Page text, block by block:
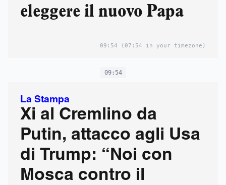
eleggere il nuovo Papa
09:54 (07:54 in your timezone)
09:54
La Stampa
Xi al Cremlino da
Putin, attacco agli Usa
di Trump: “Noi con
Mosca contro il